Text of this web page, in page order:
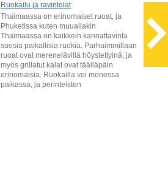
Ruokailu ja ravintolat
Thaimaassa on erinomaiset ruoat, ja
Phuketissa kuten muuallakin
Thaimaassa on kaikkein kannattavinta
suosia paikallisia ruokia. Parhaimmillaan
ruoat ovat merenelävillä höystettyinä, ja
myös grillatut kalat ovat täälläpäin
erinomaisia. Ruokailla voi monessa
paikassa, ja perinteisten